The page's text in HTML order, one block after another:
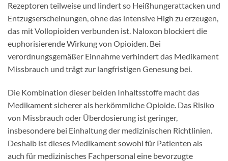
Rezeptoren teilweise und lindert so Heißhungerattacken und
Entzugserscheinungen, ohne das intensive High zu erzeugen,
das mit Vollopioiden verbunden ist. Naloxon blockiert die
euphorisierende Wirkung von Opioiden. Bei
verordnungsgemäßer Einnahme verhindert das Medikament
Missbrauch und trägt zur langfristigen Genesung bei.
Die Kombination dieser beiden Inhaltsstoffe macht das
Medikament sicherer als herkömmliche Opioide. Das Risiko
von Missbrauch oder Überdosierung ist geringer,
insbesondere bei Einhaltung der medizinischen Richtlinien.
Deshalb ist dieses Medikament sowohl für Patienten als
auch für medizinisches Fachpersonal eine bevorzugte